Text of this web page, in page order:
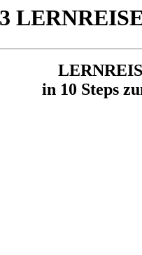
3
in 10 Steps